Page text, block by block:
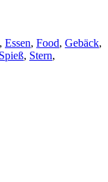
, Essen, Food, Gebäck,
Spieß, Stern,